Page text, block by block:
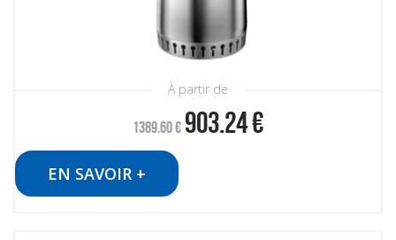
À partir de
1389.60€ 903.24€
EN SAVOIR +